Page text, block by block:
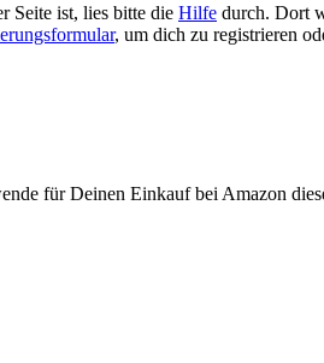
Seite ist, lies bitte die Hilfe durch. Dort
, um dich zu registrieren
für Deinen Einkauf bei Amazon